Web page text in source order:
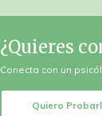
¿Quieres
Conecta con un
Quiero